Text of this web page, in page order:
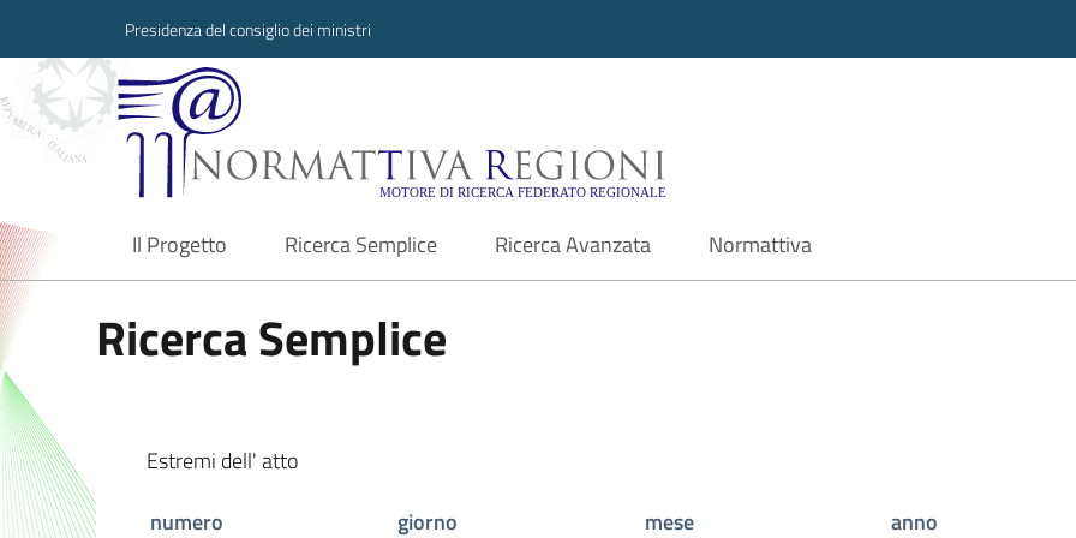
Presidenza del consiglio dei ministri
Normattiva Regioni - Motore di ricerca
Il Progetto
current Ricerca Semplice Ricerca Avanzata Normattiva
Ricerca Semplice
Estremi dell' atto
numero
giorno mese
anno